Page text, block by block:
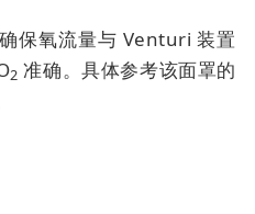
保氧流量与 Venturi 装置
2 准确。具体参考该面罩的